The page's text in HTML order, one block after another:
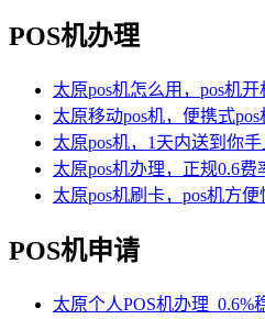
POS机办理
太原pos机怎么用，pos机开
太原移动pos机，便携式pos
太原pos机，1天内送到你手
太原pos机办理，正规0.6费
太原pos机刷卡，pos机方便
POS机申请
太原个人POS机办理_0.6%